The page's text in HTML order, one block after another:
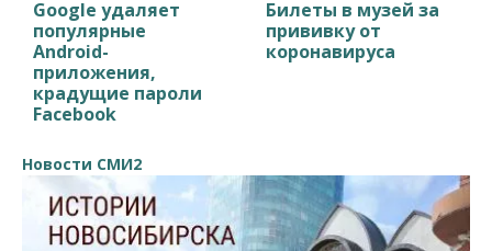
Google удаляет
популярные
Android-
приложения,
крадущие пароли
Facebook
Билеты в музей за
прививку от
коронавируса
Новости СМИ2